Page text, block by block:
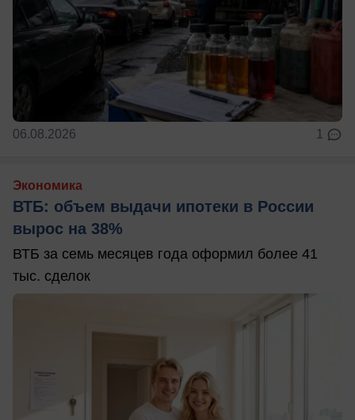
06.08.2026 1
Экономика
ВТБ: объем выдачи ипотеки в России
вырос на 38%
ВТБ за семь месяцев года оформил более 41
тыс. сделок